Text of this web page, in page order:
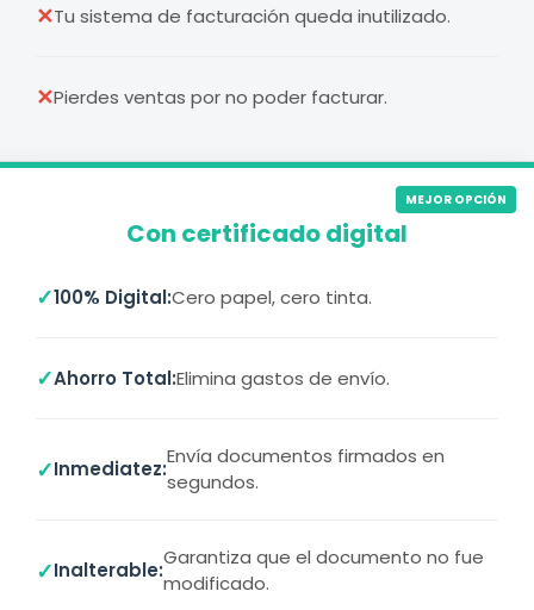
✕Tu sistema de facturación queda inutilizado.
✕Pierdes ventas por no poder facturar.
MEJOR OPCIÓN
Con certificado digital
✓100% Digital:Cero papel, cero tinta.
✓Ahorro Total:Elimina gastos de envío.
✓Inmediatez:
Envía documentos firmados en
segundos.
✓Inalterable:
Garantiza que el documento no fue
modificado.